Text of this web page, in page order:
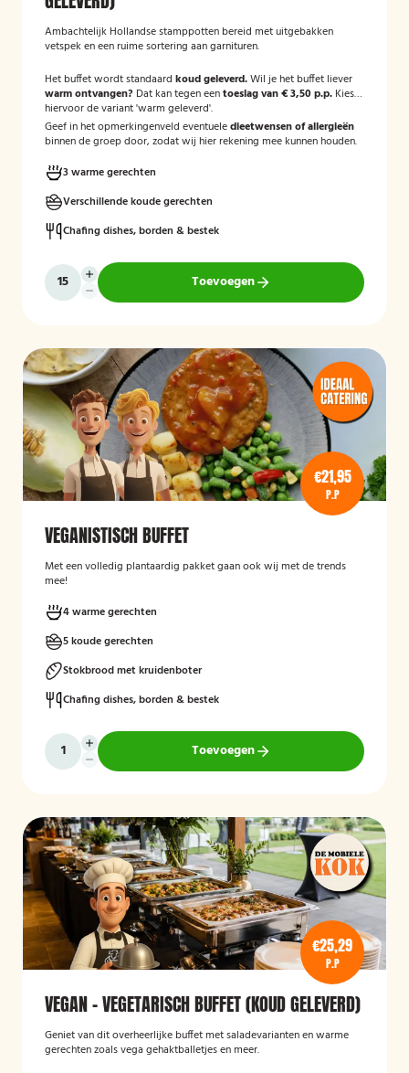
Ambachtelijk Hollandse stamppotten bereid met uitgebakken
vetspek en een ruime sortering aan garnituren.
Het buffet wordt standaard koud geleverd.Wil je het buffet liever
warm ontvangen? Dat kan tegen eentoeslag van € 3,50 p.p. Kies
hiervoor de variant 'warm geleverd'.
Geef in het opmerkingenveld eventueledieetwensen of allergieën
binnen de groep door, zodat wij hier rekening mee kunnen houden.
3 warme gerechten
Verschillende koude gerechten
Chafing dishes, borden & bestek
Toevoegen
€21,95
P.P
VEGANISTISCH BUFFET
Met een volledig plantaardig pakket gaan ook wij met de trends
mee!
4 warme gerechten
5 koude gerechten
Stokbrood met kruidenboter
Chafing dishes, borden & bestek
Toevoegen
€25,29
P.P
VEGAN - VEGETARISCH BUFFET (KOUD GELEVERD)
Geniet van dit overheerlijke buffet met saladevarianten en warme
gerechten zoals vega gehaktballetjes en meer.